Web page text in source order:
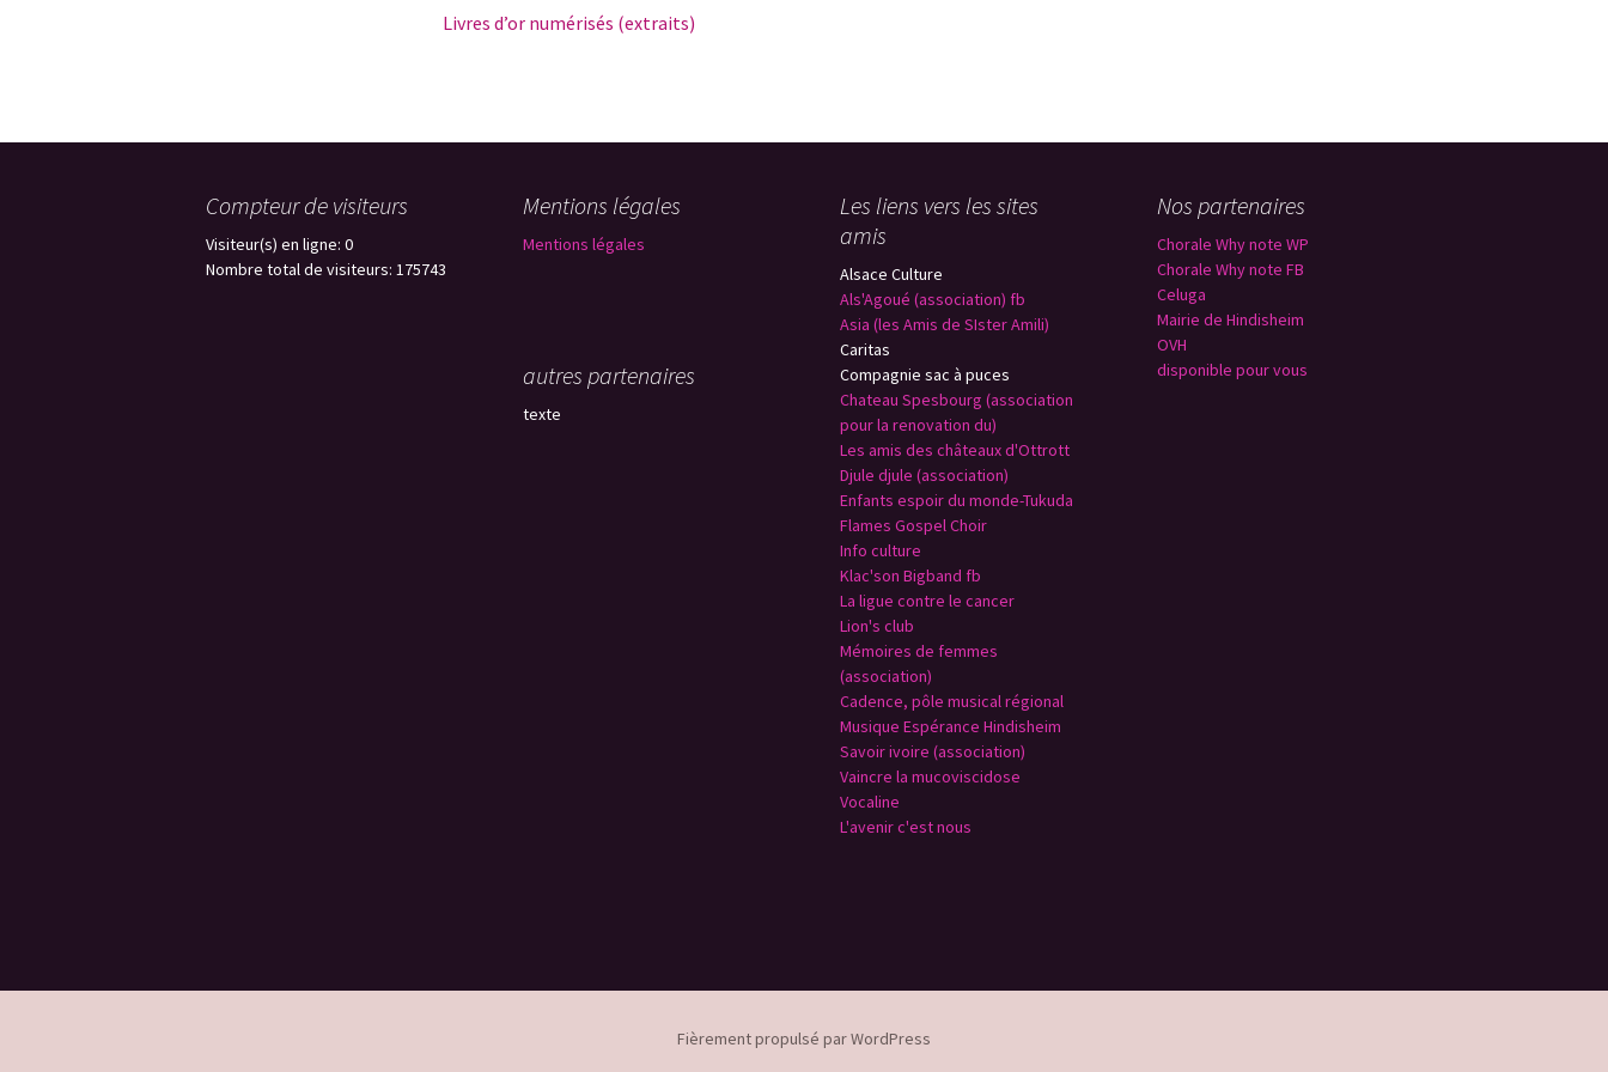
Trombinoscope
Galerie photo
Livres d’or numérisés (extraits)
Compteur de visiteurs
Visiteur(s) en ligne: 0
Nombre total de visiteurs: 175743
Mentions légales
Mentions légales
Les liens vers les sites
amis
Alsace Culture
Als'Agoué (association) fb
Asia (les Amis de SIster Amili)
Caritas
Compagnie sac à puces
Chateau Spesbourg (association
pour la renovation du)
Les amis des châteaux d'Ottrott
Djule djule (association)
Enfants espoir du monde-Tukuda
Flames Gospel Choir
Info culture
Klac'son Bigband fb
La ligue contre le cancer
Lion's club
Mémoires de femmes
(association)
Cadence, pôle musical régional
Musique Espérance Hindisheim
Savoir ivoire (association)
Vaincre la mucoviscidose
Vocaline
L'avenir c'est nous
Nos partenaires
Chorale Why note WP
Chorale Why note FB
Celuga
Mairie de Hindisheim
OVH
disponible pour vous
autres partenaires
texte
Fièrement propulsé par WordPress